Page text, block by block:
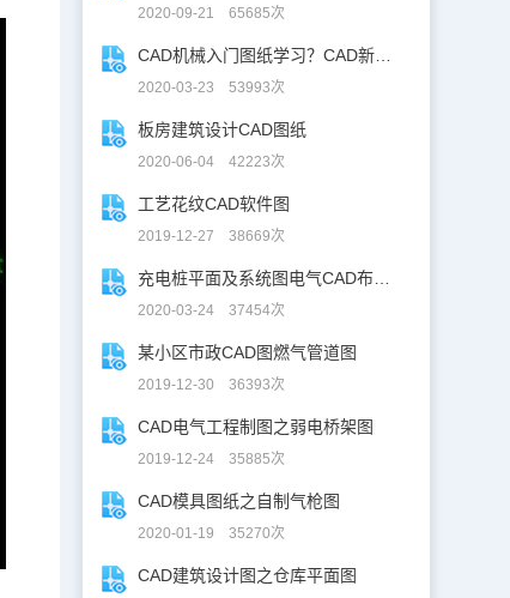
2020-09-21 65685次
2020-03-23 53993次
板房建筑设计CAD图纸
2020-06-04 42223次
工艺花纹CAD软件图
2019-12-27 38669次
2020-03-24 37454次
某小区市政CAD图燃气管道图
2019-12-30 36393次
CAD电气工程制图之弱电桥架图
2019-12-24 35885次
CAD模具图纸之自制气枪图
2020-01-19 35270次
CAD建筑设计图之仓库平面图